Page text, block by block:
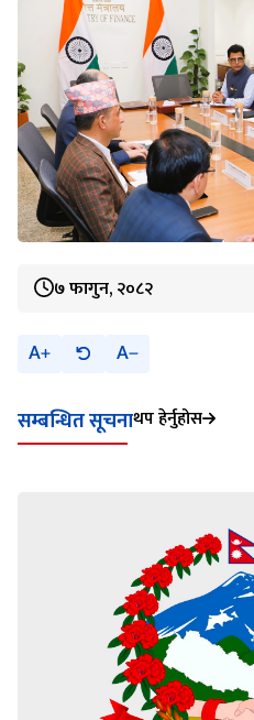
७ फागुन, २०८२
A A
सम्बन्धित सूचनाथप हेर्नुहोस